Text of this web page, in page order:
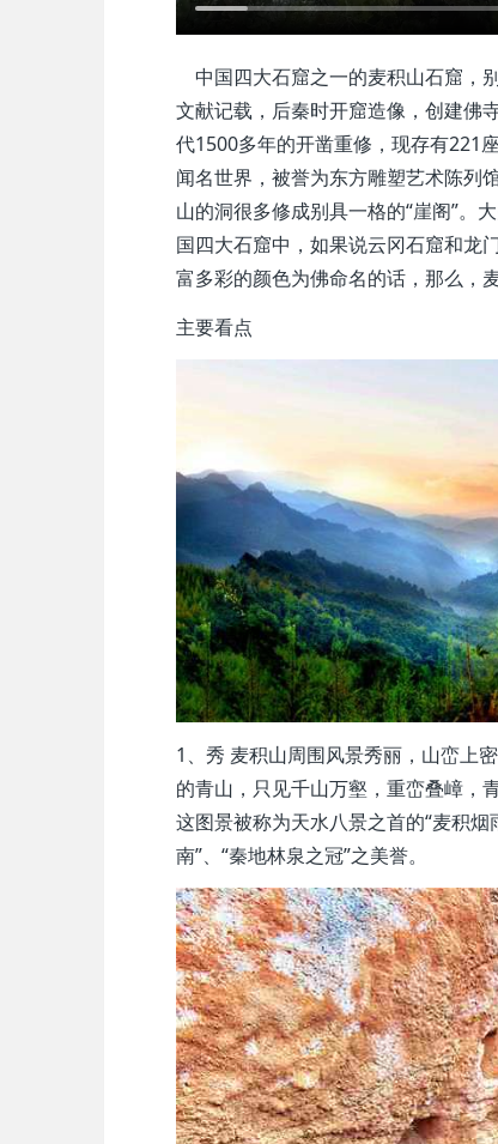
中国四大石窟之一的麦积山石窟，
文献记载，后秦时开窟造像，创建佛
代1500多年的开凿重修，现存有221
闻名世界，被誉为东方雕塑艺术陈列
山的洞很多修成别具一格的“崖阁”。
国四大石窟中，如果说云冈石窟和龙
富多彩的颜色为佛命名的话，那么，
主要看点
1、秀 麦积山周围风景秀丽，山峦上
的青山，只见千山万壑，重峦叠嶂，
这图景被称为天水八景之首的“麦积
南”、“秦地林泉之冠”之美誉。